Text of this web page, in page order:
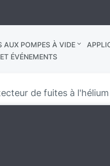
AUX POMPES À VIDE
ÉVÉNEMENTS
de fuites à